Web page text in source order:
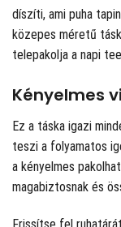
díszíti, ami puha
közepes méretű
telepakolja a napi
Kényelmes
Ez a táska igazi
teszi a folyamatos
a kényelmes
magabiztosnak és